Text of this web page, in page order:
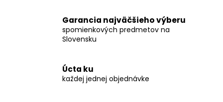
Garancia najväčšieho výberu
spomienkových predmetov na
Slovensku
Úcta ku
každej jednej objednávke